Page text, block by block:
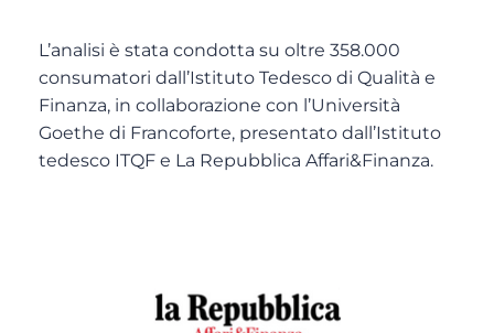
L’analisi è stata condotta su oltre 358.000
consumatori dall’Istituto Tedesco di Qualità e
Finanza, in collaborazione con l’Università
Goethe di Francoforte, presentato dall’Istituto
tedesco ITQF e La Repubblica Affari&Finanza.